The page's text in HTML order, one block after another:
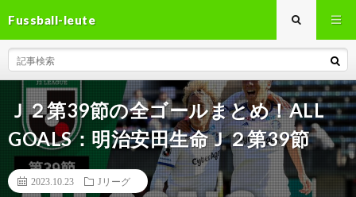
Fussball-leute
Ｊ２第39節の全ゴールまとめ！ALL
GOALS：明治安田生命Ｊ２第39節
2023.10.23 Jリーグ